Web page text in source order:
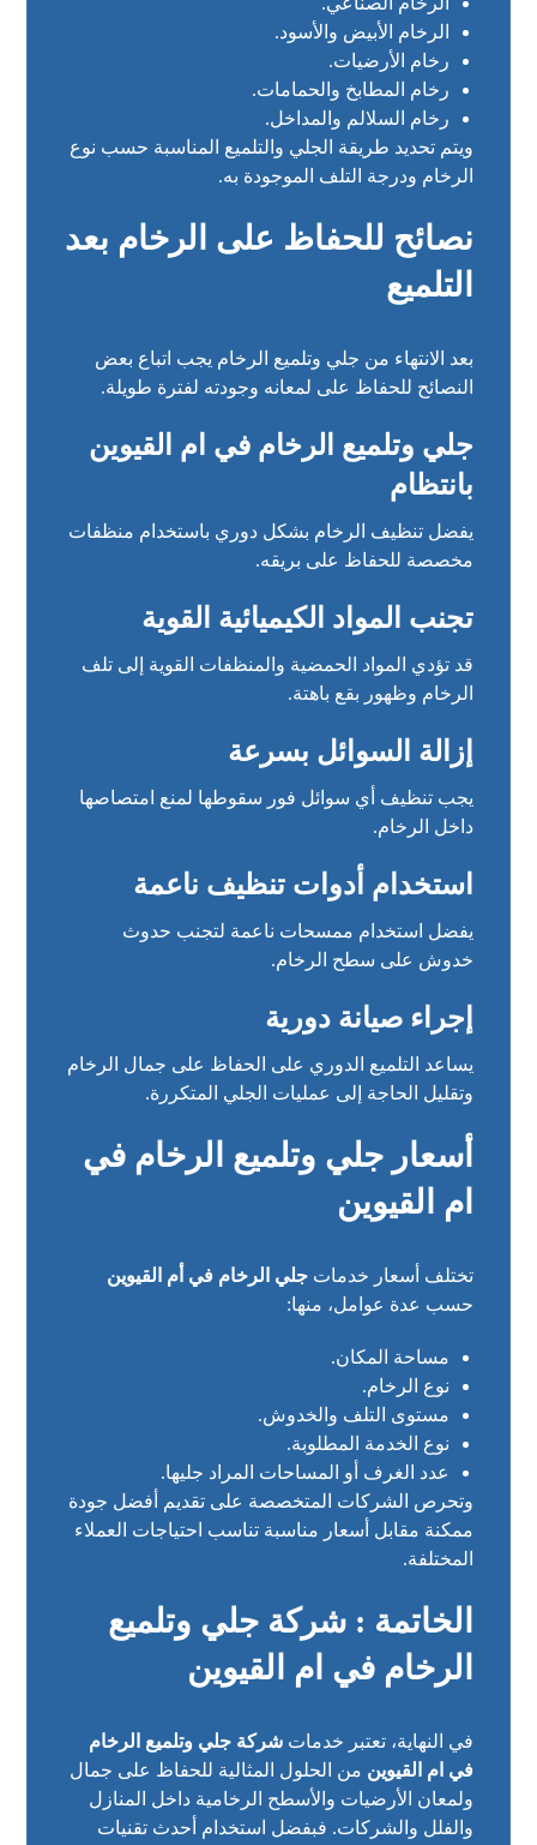
الرخام الأبيض والأسود.
رخام الأرضيات.
رخام المطابخ والحمامات.
رخام السلالم والمداخل.
ويتم تحديد طريقة الجلي والتلميع المناسبة حسب نوع
الرخام ودرجة التلف الموجودة به.
نصائح للحفاظ على الرخام بعد
التلميع
بعد الانتهاء من جلي وتلميع الرخام يجب اتباع بعض
النصائح للحفاظ على لمعانه وجودته لفترة طويلة.
جلي وتلميع الرخام في ام القيوين
بانتظام
يفضل تنظيف الرخام بشكل دوري باستخدام منظفات
مخصصة للحفاظ على بريقه.
تجنب المواد الكيميائية القوية
قد تؤدي المواد الحمضية والمنظفات القوية إلى تلف
الرخام وظهور بقع باهتة.
إزالة السوائل بسرعة
يجب تنظيف أي سوائل فور سقوطها لمنع امتصاصها
داخل الرخام.
استخدام أدوات تنظيف ناعمة
يفضل استخدام ممسحات ناعمة لتجنب حدوث
خدوش على سطح الرخام.
إجراء صيانة دورية
يساعد التلميع الدوري على الحفاظ على جمال الرخام
وتقليل الحاجة إلى عمليات الجلي المتكررة.
أسعار جلي وتلميع الرخام في
ام القيوين
تختلف أسعار خدماتجلي الرخام في أم القيوين
حسب عدة عوامل، منها:
مساحة المكان.
نوع الرخام.
مستوى التلف والخدوش.
نوع الخدمة المطلوبة.
عدد الغرف أو المساحات المراد جليها.
وتحرص الشركات المتخصصة على تقديم أفضل جودة
ممكنة مقابل أسعار مناسبة تناسب احتياجات العملاء
المختلفة.
الخاتمة : شركة جلي وتلميع
الرخام في ام القيوين
في النهاية، تعتبر خدماتشركة جلي وتلميع الرخام
في ام القيوين من الحلول المثالية للحفاظ على جمال
ولمعان الأرضيات والأسطح الرخامية داخل المنازل
والفلل والشركات. فبفضل استخدام أحدث تقنيات